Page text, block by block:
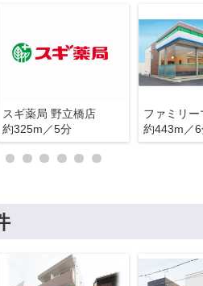
スギ薬局 野立橋店
約325m／5分
約443m／